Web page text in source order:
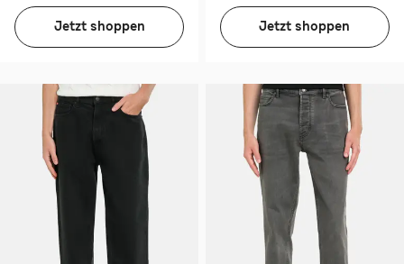
Jetzt shoppen Jetzt shoppen